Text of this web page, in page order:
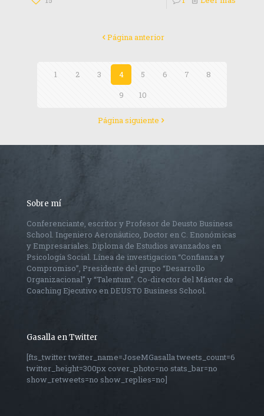
Página anterior
1 2 3 4 5 6 7
8
9
10
Página siguiente
Sobre mí
Conferenciante, escritor y Profesor de Deusto Business
School. Ingeniero Aeronáutico, Doctor en C. Enonómicas
y Empresariales. Diploma de Estudios avanzados en
Psicología Social. Línea de investigacion “Confianza y
Compromiso”, Presidente del grupo “Desarrollo
Organizacional” y “Talentum”. Co-director del Máster de
Coaching Ejecutivo en DEUSTO Business School.
Gasalla en Twitter
[fts_twitter twitter_name=JoseMGasalla tweets_count=6
twitter_height=300px cover_photo=no stats_bar=no
show_retweets=no show_replies=no]